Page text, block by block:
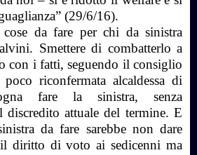
(29/6/16).
da fare per chi da sinistra
Smettere di combatterlo a
con i fatti, seguendo il consiglio
riconfermata alcaldessa di
fare la sinistra, senza
attuale del termine. E
da fare sarebbe non dare
il diritto di voto ai sedicenni ma